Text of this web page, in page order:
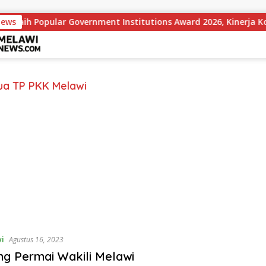
Raih Popular Government Institutions Award 2026, Kinerja
TP PKK Melawi
Agustus 16, 2023
Permai Wakili Melawi